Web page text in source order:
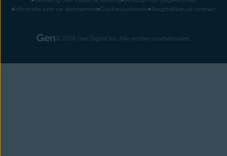
Informatie over uw abonnement Cookievoorkeuren Terugtrekken uit contract
© 2026 Gen Digital Inc. Alle rechten voorbehouden.